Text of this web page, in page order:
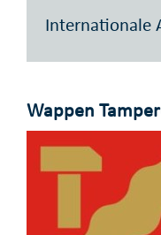
Internationale
Wappen